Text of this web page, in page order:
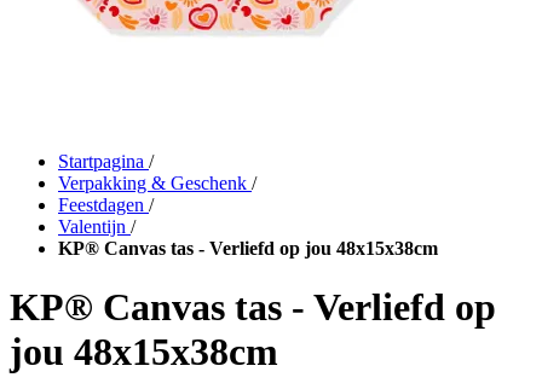
Startpagina /
Verpakking & Geschenk /
Feestdagen /
Valentijn /
KP® Canvas tas - Verliefd op jou 48x15x38cm
KP® Canvas tas - Verliefd op
jou 48x15x38cm